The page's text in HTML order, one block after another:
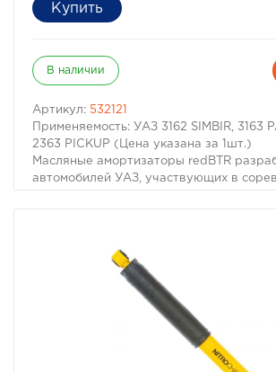
В наличии
Артикул: 532121
Применяемость: УАЗ 3162 SIMBIR, 3163
2363 PICKUP (Цена указана за 1шт.)
Масляные амортизаторы redBTR
автомобилей УАЗ, участвующих в